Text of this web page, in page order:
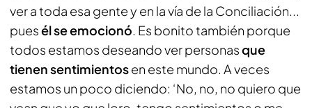
ver a toda esa gente y en la vía de la Conciliación...
puesél se emocionó. Es bonito también porque
todos estamos deseando ver personasque
tienen sentimientosen este mundo. A veces
estamos un poco diciendo: ‘No, no, no quiero que